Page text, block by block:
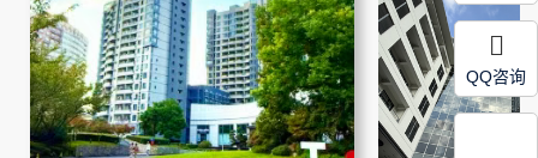
QQ咨询